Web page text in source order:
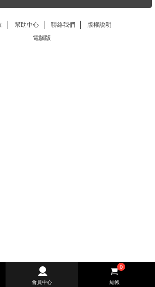
幫助中心 聯絡我們
版權說明
電腦版
會員中心
0
結帳